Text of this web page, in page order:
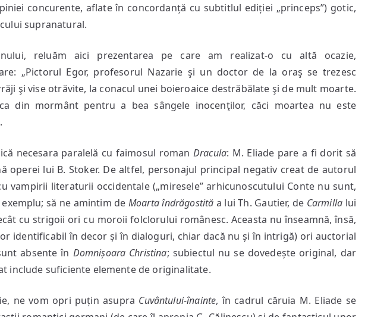
concurente, aflate în concordanță cu subtitlul ediției „princeps”) gotic,
supranatural.
reluăm aici prezentarea pe care am realizat-o cu altă ocazie,
„Pictorul Egor, profesorul Nazarie şi un doctor de la oraş se trezesc
şi vise otrăvite, la conacul unei boieroaice destrăbălate şi de mult moarte.
din mormânt pentru a bea sângele inocenţilor, căci moartea nu este
necesara paralelă cu faimosul roman Dracula: M. Eliade pare a fi dorit să
operei lui B. Stoker. De altfel, personajul principal negativ creat de autorul
vampirii literaturii occidentale („miresele” arhicunoscutului Conte nu sunt,
să ne amintim de Moarta îndrăgostită a lui Th. Gautier, de Carmilla lui
cu strigoii ori cu moroii folclorului românesc. Aceasta nu înseamnă, însă,
identificabil în decor și în dialoguri, chiar dacă nu și în intrigă) ori auctorial
absente în Domnișoara Christina; subiectul nu se dovedește original, dar
include suficiente elemente de originalitate.
ne vom opri puțin asupra Cuvântului-înainte, în cadrul căruia M. Eliade se